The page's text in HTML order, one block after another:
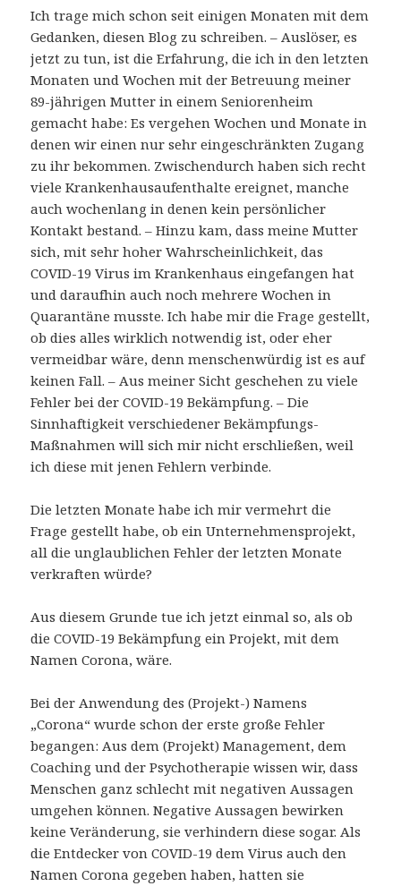
Ich trage mich schon seit einigen Monaten mit dem
Gedanken, diesen Blog zu schreiben. – Auslöser, es
jetzt zu tun, ist die Erfahrung, die ich in den letzten
Monaten und Wochen mit der Betreuung meiner
89-jährigen Mutter in einem Seniorenheim
gemacht habe: Es vergehen Wochen und Monate in
denen wir einen nur sehr eingeschränkten Zugang
zu ihr bekommen. Zwischendurch haben sich recht
viele Krankenhausaufenthalte ereignet, manche
auch wochenlang in denen kein persönlicher
Kontakt bestand. – Hinzu kam, dass meine Mutter
sich, mit sehr hoher Wahrscheinlichkeit, das
COVID-19 Virus im Krankenhaus eingefangen hat
und daraufhin auch noch mehrere Wochen in
Quarantäne musste. Ich habe mir die Frage gestellt,
ob dies alles wirklich notwendig ist, oder eher
vermeidbar wäre, denn menschenwürdig ist es auf
keinen Fall. – Aus meiner Sicht geschehen zu viele
Fehler bei der COVID-19 Bekämpfung. – Die
Sinnhaftigkeit verschiedener Bekämpfungs-
Maßnahmen will sich mir nicht erschließen, weil
ich diese mit jenen Fehlern verbinde.
Die letzten Monate habe ich mir vermehrt die
Frage gestellt habe, ob ein Unternehmensprojekt,
all die unglaublichen Fehler der letzten Monate
verkraften würde?
Aus diesem Grunde tue ich jetzt einmal so, als ob
die COVID-19 Bekämpfung ein Projekt, mit dem
Namen Corona, wäre.
Bei der Anwendung des (Projekt-) Namens
„Corona“ wurde schon der erste große Fehler
begangen: Aus dem (Projekt) Management, dem
Coaching und der Psychotherapie wissen wir, dass
Menschen ganz schlecht mit negativen Aussagen
umgehen können. Negative Aussagen bewirken
keine Veränderung, sie verhindern diese sogar. Als
die Entdecker von COVID-19 dem Virus auch den
Namen Corona gegeben haben, hatten sie